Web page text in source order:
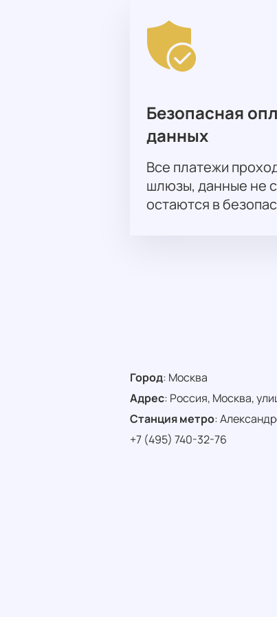
Безопасная
данных
Все платежи
шлюзы, данные не
остаются в
Город: Москва
Адрес: Россия, Москва,
Станция метро:
+7 (495) 740-32-76